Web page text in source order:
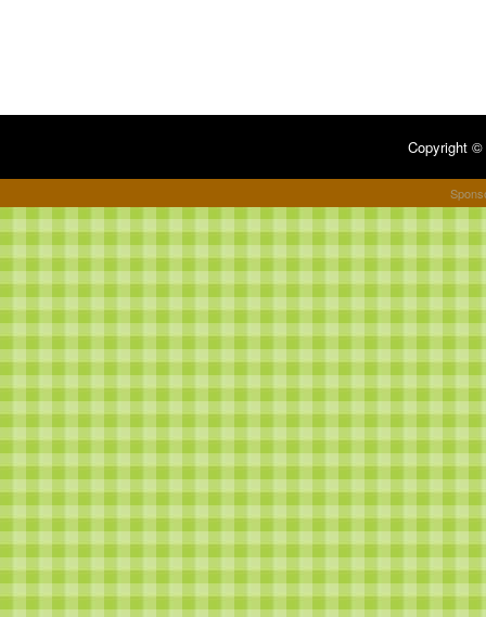
Copyright ©